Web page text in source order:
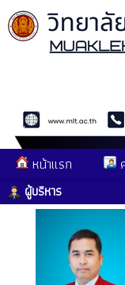
หน้าแรก
ผู้บริหาร